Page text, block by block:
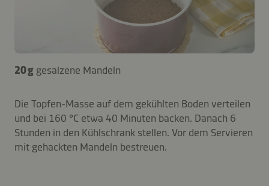
20 g gesalzene Mandeln
Die Topfen-Masse auf dem gekühlten Boden verteilen
und bei 160 °C etwa 40 Minuten backen. Danach 6
Stunden in den Kühlschrank stellen. Vor dem Servieren
mit gehackten Mandeln bestreuen.